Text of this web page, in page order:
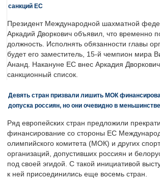
санкций ЕС
Президент Международной шахматной
Аркадий Дворкович объявил, что временно
должность. Исполнять обязанности главы
будет его заместитель, 15-й чемпион мира
Ананд. Накануне ЕС внес Аркадия
санкционный список.
Девять стран призвали лишить МОК
допуска россиян, но они очевидно в меньшинстве
Ряд европейских стран предложили
финансирование со стороны ЕС
олимпийского комитета (МОК) и других
организаций, допустивших россиян и
под своей эгидой. С такой инициативой
к ней присоединились еще восемь стран.